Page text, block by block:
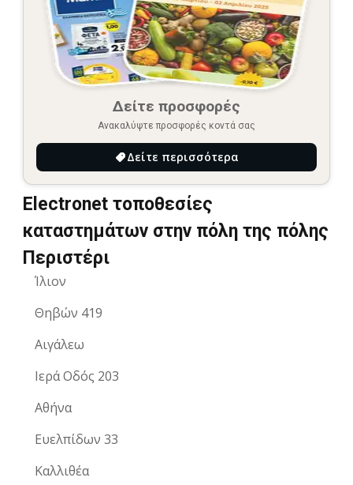
Δείτε προσφορές
Ανακαλύψτε προσφορές κοντά σας
Δείτε περισσότερα
Electronet τοποθεσίες
καταστημάτων στην πόλη της πόλης
Περιστέρι
Ίλιον
Θηβών 419
Αιγάλεω
Ιερά Οδός 203
Αθήνα
Ευελπίδων 33
Καλλιθέα